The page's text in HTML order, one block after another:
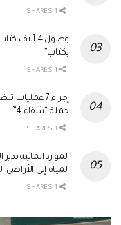
وصول 4
بكتاب”
إجراء 7
حملة “شفاء 4”
الموارد المائية
المياه إلى الأراضي